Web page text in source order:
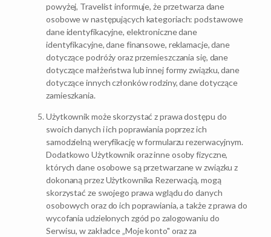
powyżej, Travelist informuje, że przetwarza dane
osobowe w następujących kategoriach: podstawowe
dane identyfikacyjne, elektroniczne dane
identyfikacyjne, dane finansowe, reklamacje, dane
dotyczące podróży oraz przemieszczania się, dane
dotyczące małżeństwa lub innej formy związku, dane
dotyczące innych członków rodziny, dane dotyczące
zamieszkania.
Użytkownik może skorzystać z prawa dostępu do
swoich danych i ich poprawiania poprzez ich
samodzielną weryfikację w formularzu rezerwacyjnym.
Dodatkowo Użytkownik oraz inne osoby fizyczne,
których dane osobowe są przetwarzane w związku z
dokonaną przez Użytkownika Rezerwacją, mogą
skorzystać ze swojego prawa wglądu do danych
osobowych oraz do ich poprawiania, a także z prawa do
wycofania udzielonych zgód po zalogowaniu do
Serwisu, w zakładce „Moje konto" oraz za